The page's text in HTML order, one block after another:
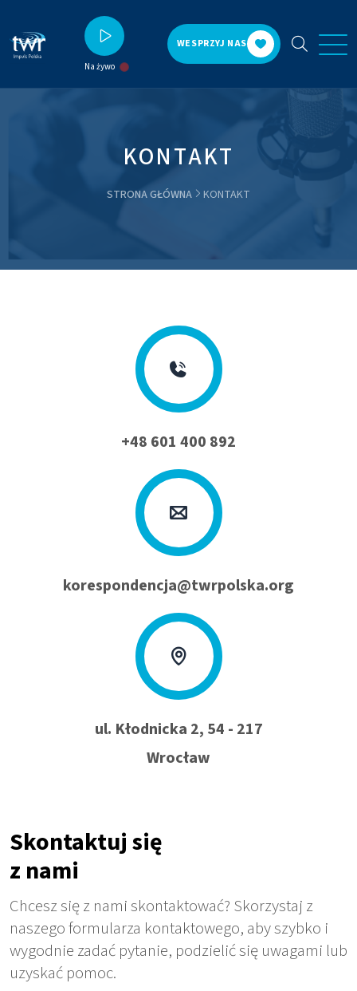
Na żywo
WESPRZYJ NAS
KONTAKT
STRONA GŁÓWNA KONTAKT
+48 601 400 892
korespondencja@twrpolska.org
ul. Kłodnicka 2, 54 - 217
Wrocław
Skontaktuj się
z nami
Chcesz się z nami skontaktować? Skorzystaj z
naszego formularza kontaktowego, aby szybko i
wygodnie zadać pytanie, podzielić się uwagami lub
uzyskać pomoc.